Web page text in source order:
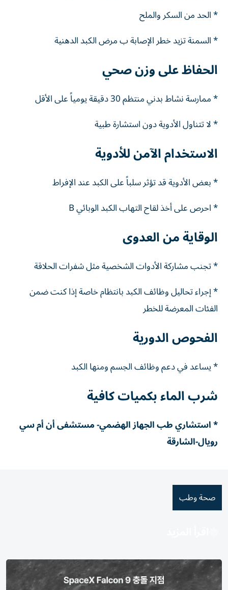
* الحد من السكر والملح
* السمنة تزيد خطر الإصابة ب مرض الكبد الدهنية
الحفاظ على وزن صحي
* ممارسة نشاط بدني منتظم 30 دقيقة يومياً على الأقل
* لا تتناول الأدوية دون استشارة طبية
الاستخدام الآمن للأدوية
* بعض الأدوية قد تؤثر سلباً على الكبد عند الإفراط
* احرص على أخذ لقاح التهاب الكبد الوبائي B
الوقاية من العدوى
* تجنب مشاركة الأدوات الشخصية مثل شفرات الحلاقة
* إجراء تحاليل وظائف الكبد بانتظام خاصة إذا كنت ضمن
الفئات المعرضة للخطر
الفحوص الدورية
* يساعد في دعم وظائف الجسم ومنها الكبد
شرب الماء بكميات كافية
* استشاري طب الجهاز الهضمي- مستشفى أن أم سي
رويال-الشارقة
صحة وطب